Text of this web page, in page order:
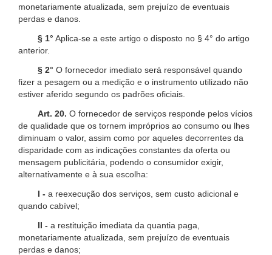
monetariamente atualizada, sem prejuízo de eventuais
perdas e danos.
§ 1° Aplica-se a este artigo o disposto no § 4° do artigo
anterior.
§ 2° O fornecedor imediato será responsável quando
fizer a pesagem ou a medição e o instrumento utilizado não
estiver aferido segundo os padrões oficiais.
Art. 20. O fornecedor de serviços responde pelos vícios
de qualidade que os tornem impróprios ao consumo ou lhes
diminuam o valor, assim como por aqueles decorrentes da
disparidade com as indicações constantes da oferta ou
mensagem publicitária, podendo o consumidor exigir,
alternativamente e à sua escolha:
I - a reexecução dos serviços, sem custo adicional e
quando cabível;
II - a restituição imediata da quantia paga,
monetariamente atualizada, sem prejuízo de eventuais
perdas e danos;